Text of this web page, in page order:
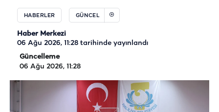
HABERLER GÜNCEL
Haber Merkezi
06 Ağu 2026, 11:28 tarihinde yayınlandı
Güncelleme
06 Ağu 2026, 11:28